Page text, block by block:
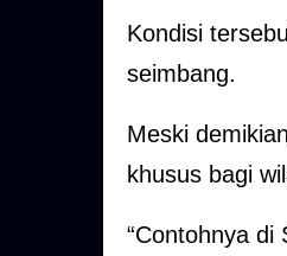
Kondisi
seimbang.
Meski
khusus bagi
“Contohnya di